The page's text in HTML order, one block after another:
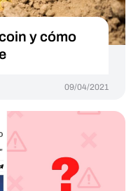
y cómo
09/04/2021